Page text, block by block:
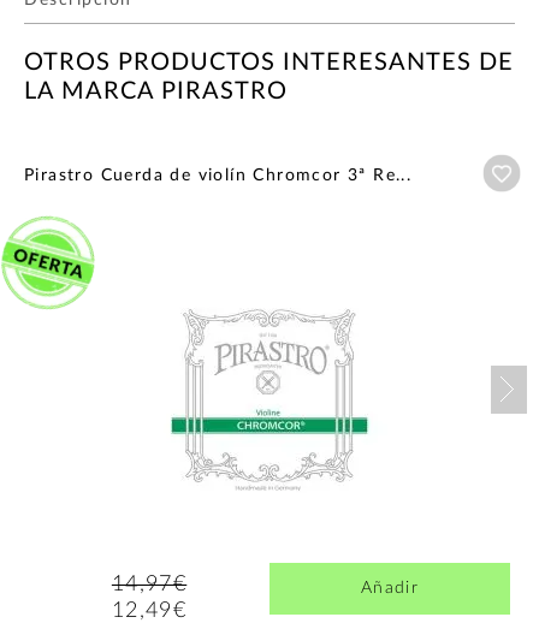
OTROS PRODUCTOS INTERESANTES DE
LA MARCA PIRASTRO
Pirastro Cuerda de violín Chromcor 3ª Re...
14,97€
12,49€
Añadir